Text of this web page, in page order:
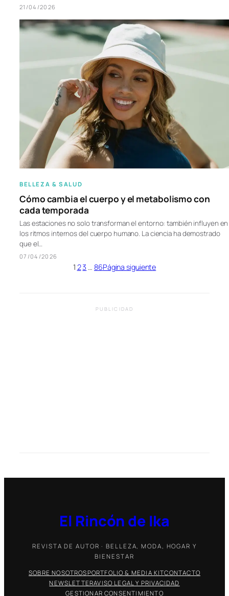
21/04/2026
BELLEZA & SALUD
Cómo cambia el cuerpo y el metabolismo con
cada temporada
Las estaciones no solo transforman el entorno: también influyen en
los ritmos internos del cuerpo humano. La ciencia ha demostrado
que el…
07/04/2026
1 23 … 86Página siguiente
PUBLICIDAD
El Rincón de Ika
REVISTA DE AUTOR · BELLEZA, MODA, HOGAR Y
BIENESTAR
SOBRE NOSOTROSPORTFOLIO & MEDIA KITCONTACTO
NEWSLETTERAVISO LEGAL Y PRIVACIDAD
GESTIONAR CONSENTIMIENTO